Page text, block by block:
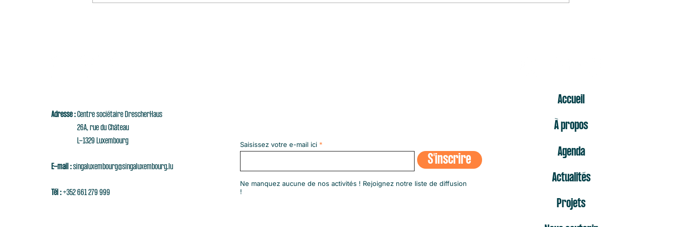
Adresse :Centre sociétaire DrescherHaus
26A, rue du Château
L-1329 Luxembourg
E-mail :singaluxembourg@singaluxembourg.lu
Tél :+352 661 279 999
Saisissez votre e-mail ici
S'inscrire
​Ne manquez aucune de nos activités ! Rejoignez notre liste de diffusion
!
Accueil
À propos
Agenda
Actualités
Projets